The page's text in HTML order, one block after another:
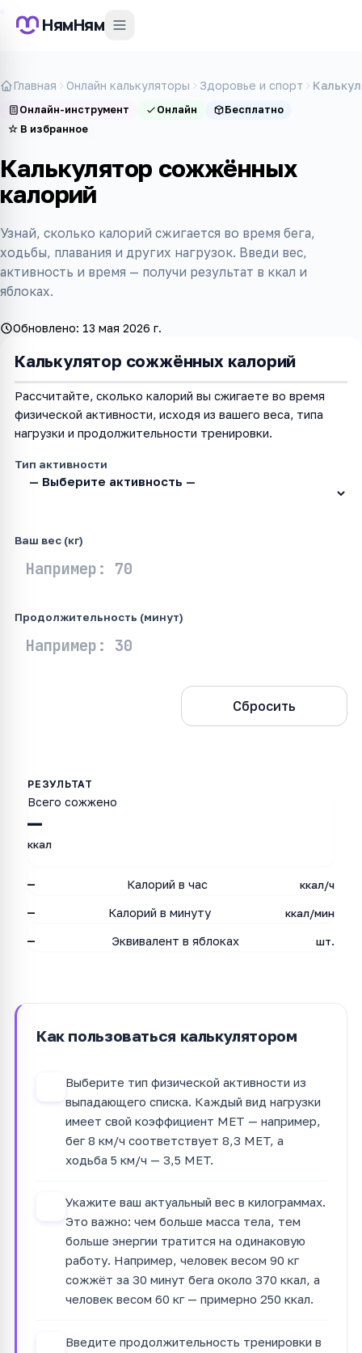
НямНям
Главная Онлайн калькуляторы Здоровье и спорт
Онлайн-инструмент Онлайн
Бесплатно
☆ В избранное
Калькулятор сожжённых
калорий
Узнай, сколько калорий сжигается во время бега,
ходьбы, плавания и других нагрузок. Введи вес,
активность и время — получи результат в ккал и
яблоках.
Обновлено: 13 мая 2026 г.
Калькулятор сожжённых калорий
Рассчитайте, сколько калорий вы сжигаете во время
физической активности, исходя из вашего веса, типа
нагрузки и продолжительности тренировки.
Тип активности
Ваш вес (кг)
Продолжительность (минут)
Сбросить
—
Всего сожжено
ккал
— Калорий в час ккал/ч
— Калорий в минуту ккал/мин
— Эквивалент в яблоках шт.
Как пользоваться калькулятором
Выберите тип физической активности из
выпадающего списка. Каждый вид нагрузки
имеет свой коэффициент MET — например,
бег 8 км/ч соответствует 8,3 MET, а
ходьба 5 км/ч — 3,5 MET.
Укажите ваш актуальный вес в килограммах.
Это важно: чем больше масса тела, тем
больше энергии тратится на одинаковую
работу. Например, человек весом 90 кг
сожжёт за 30 минут бега около 370 ккал, а
человек весом 60 кг — примерно 250 ккал.
Введите продолжительность тренировки в